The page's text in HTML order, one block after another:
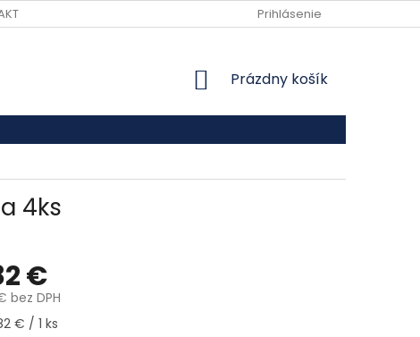
VŠEOBECNÉ OBCHODNÉ PODMIENKY PODMIENKY
Prihlásenie
NÁKUPNÝ KOŠÍK
Prázdny košík
4ks
€
bez DPH
cena:
€ / 1 ks